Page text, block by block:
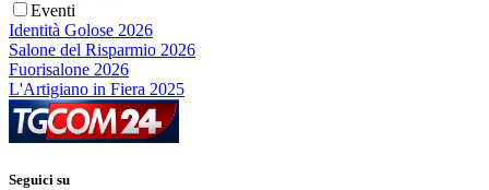
Eventi
Identità Golose 2026
Salone del Risparmio 2026
Fuorisalone 2026
L'Artigiano in Fiera 2025
Seguici su